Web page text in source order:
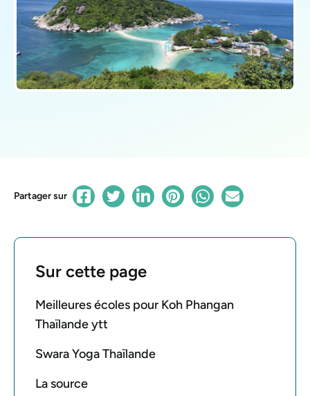
Partager sur
Sur cette page
Meilleures écoles pour Koh Phangan
Thaïlande ytt
Swara Yoga Thaïlande
La source